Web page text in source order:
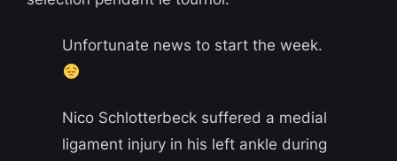
Unfortunate news to start the week.
Nico Schlotterbeck suffered a medial
ligament injury in his left ankle during